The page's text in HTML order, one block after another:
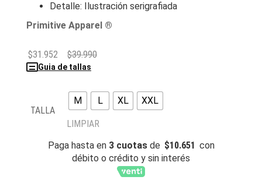
Detalle: Ilustración serigrafiada
Primitive Apparel ®
$39.990
$31.952
Guia de tallas
TALLA
M L XL XXL
LIMPIAR
Paga hasta en 3 cuotasde $10.651 con
débito o crédito y sin interés